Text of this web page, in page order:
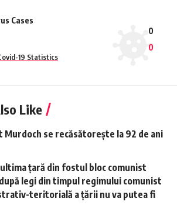
Cases
0
0
19 Statistics
Like
se recăsătorește la 92 de ani
ţară din fostul bloc comunist
legi din timpul regimului comunist
teritorială a ţării nu va putea fi